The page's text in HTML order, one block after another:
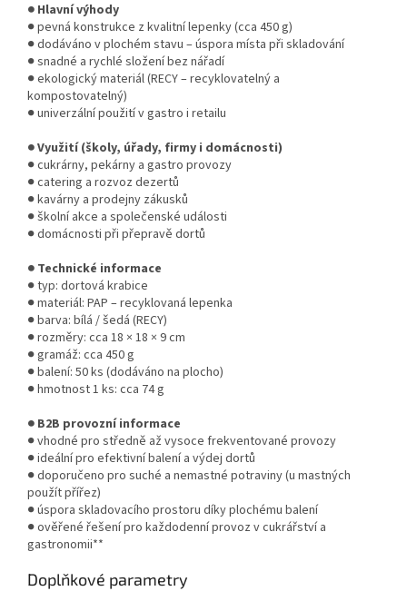
● Hlavní výhody
● pevná konstrukce z kvalitní lepenky (cca 450 g)
● dodáváno v plochém stavu – úspora místa při skladování
● snadné a rychlé složení bez nářadí
● ekologický materiál (RECY – recyklovatelný a
kompostovatelný)
● univerzální použití v gastro i retailu
● Využití (školy, úřady, firmy i domácnosti)
● cukrárny, pekárny a gastro provozy
● catering a rozvoz dezertů
● kavárny a prodejny zákusků
● školní akce a společenské události
● domácnosti při přepravě dortů
● Technické informace
● typ: dortová krabice
● materiál: PAP – recyklovaná lepenka
● barva: bílá / šedá (RECY)
● rozměry: cca 18 × 18 × 9 cm
● gramáž: cca 450 g
● balení: 50 ks (dodáváno na plocho)
● hmotnost 1 ks: cca 74 g
● B2B provozní informace
● vhodné pro středně až vysoce frekventované provozy
● ideální pro efektivní balení a výdej dortů
● doporučeno pro suché a nemastné potraviny (u mastných
použít přířez)
● úspora skladovacího prostoru díky plochému balení
● ověřené řešení pro každodenní provoz v cukrářství a
gastronomii**
Doplňkové parametry